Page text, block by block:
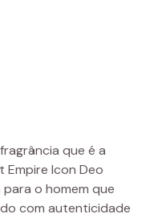
que é a
Empire Icon Deo
o homem que
com autenticidade